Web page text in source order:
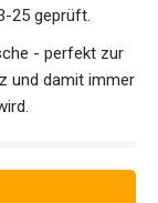
25 geprüft.
- perfekt zur
und damit immer